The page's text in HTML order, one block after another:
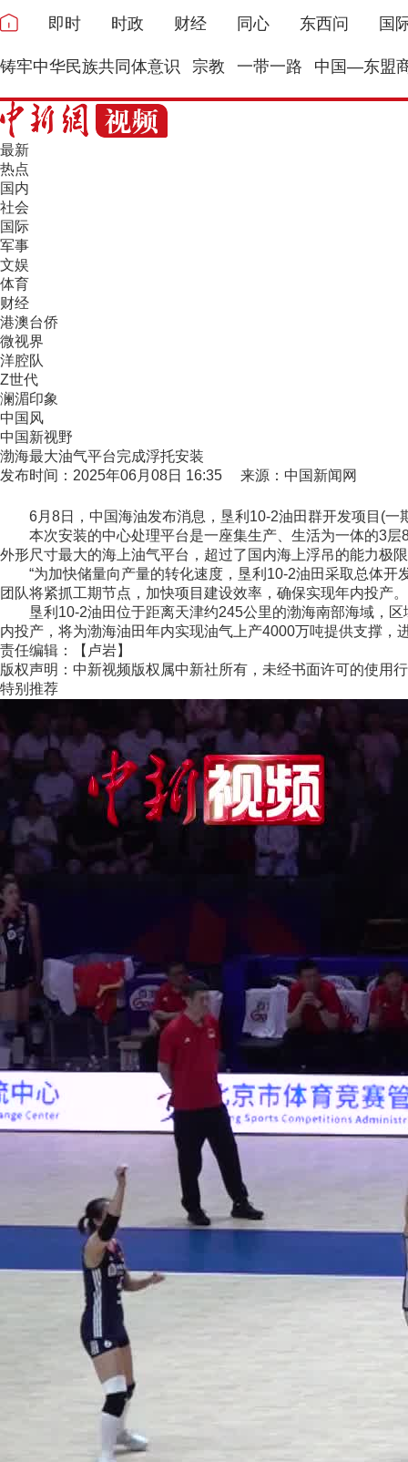
即时 时政 财经 同心 东西问 国
铸牢中华民族共同体意识 宗教 一带一路 中国—东盟
最新
热点
国内
社会
国际
军事
文娱
体育
财经
港澳台侨
微视界
洋腔队
Z世代
澜湄印象
中国风
中国新视野
渤海最大油气平台完成浮托安装
发布时间：2025年06月08日 16:35 来源：中国新闻网
6月8日，中国海油发布消息，垦利10-2油田群开发项目(一
本次安装的中心处理平台是一座集生产、生活为一体的3层8
外形尺寸最大的海上油气平台，超过了国内海上浮吊的能力极
“为加快储量向产量的转化速度，垦利10-2油田采取总体开
团队将紧抓工期节点，加快项目建设效率，确保实现年内投产
垦利10-2油田位于距离天津约245公里的渤海南部海域，区
内投产，将为渤海油田年内实现油气上产4000万吨提供支撑
责任编辑：【卢岩】
版权声明：中新视频版权属中新社所有，未经书面许可的使用
特别推荐